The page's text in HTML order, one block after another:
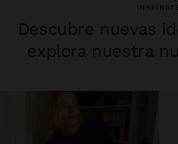
Descubre nuevas
explora nuestra